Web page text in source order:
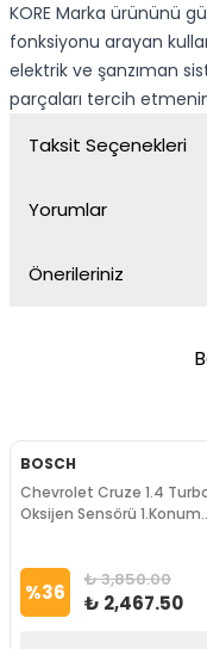
KORE Marka ürününü
fonksiyonu arayan
elektrik ve şanzıman
parçaları tercih
Taksit Seçenekleri
Yorumlar
Önerileriniz
BOSCH
Chevrolet Cruze 1.4
Oksijen Sensörü 1.Konum
%36 ₺ 3,850.00
₺ 2,467.50